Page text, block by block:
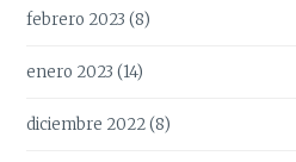
febrero 2023 (8)
enero 2023 (14)
diciembre 2022(8)